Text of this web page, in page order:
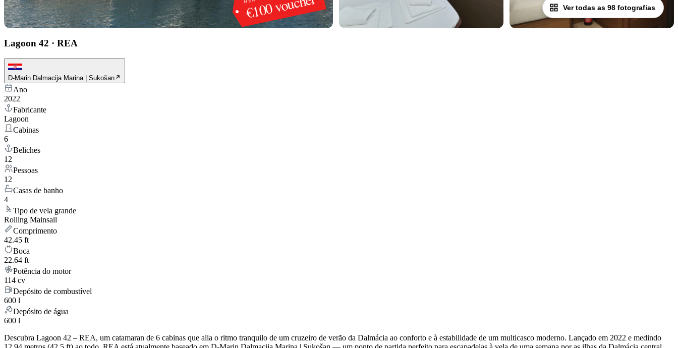
Ver todas as 98 fotografias
Lagoon 42 · REA
D-Marin Dalmacija Marina | Sukošan
Ano
2022
Fabricante
Lagoon
Cabinas
6
Beliches
12
Pessoas
12
Casas de banho
4
Tipo de vela grande
Rolling Mainsail
Comprimento
42.45 ft
Boca
22.64 ft
Potência do motor
114 cv
Depósito de combustível
600 l
Depósito de água
600 l
Descubra Lagoon 42 – REA, um catamaran de 6 cabinas que alia o ritmo tranquilo de um cruzeiro de verão da Dalmácia ao conforto e à estabilidade de um multicasco moderno. Lançado em 2022 e medindo